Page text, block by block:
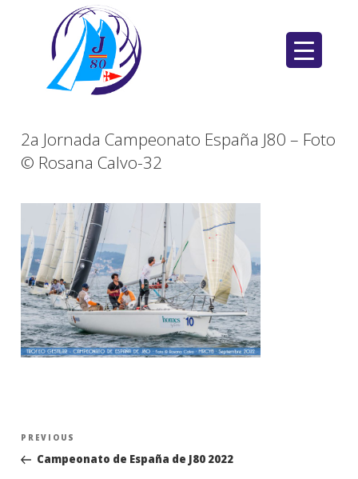
2a Jornada Campeonato España J80 – Foto
© Rosana Calvo-32
Navegación
entradas
Previous
Post
PREVIOUS
Campeonato de España de J80 2022